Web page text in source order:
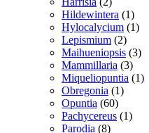
varer
Hildewintera 11
vare
Hylocalycium 11
Lepismium 22
varer
Maihueniopsis 33
Mammillaria 33
varer
Miqueliopuntia 11
Obregonia 11
Opuntia 6060
varer
Pachycereus 11
Parodia 88